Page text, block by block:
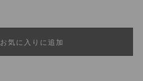
お気に入りに追加